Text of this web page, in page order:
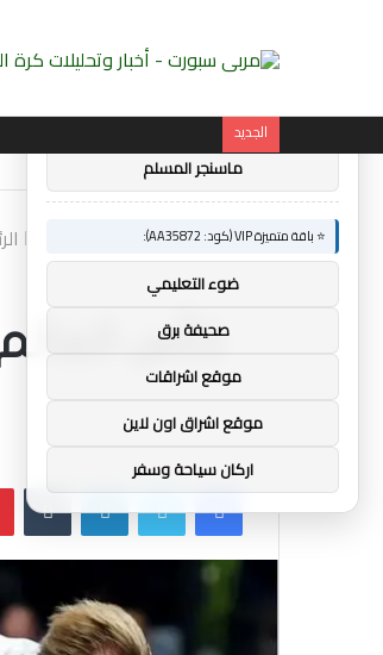
الجديد
فيسبوكتويتر لينكدإن
🚀 توصيات : ×
⭐ باقة متميزة VIP (كود: AA26790):
ماسنجر المسلم
⭐ باقة متميزة VIP (كود: AA35872):
ضوء التعليمي
صحيفة برق
موقع اشراقات
موقع اشراق اون لاين
اركان سياحة وسفر